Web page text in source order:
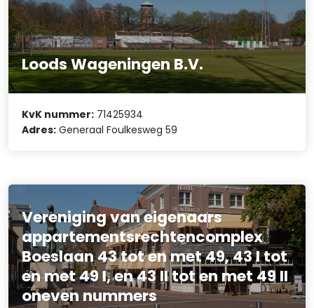
Loods Wageningen B.V.
KvK nummer: 71425934
Adres: Generaal Foulkesweg 59
Vereniging van eigenaars
appartementsrechtencomplex
Boeslaan 43 tot en met 49, 43 I tot
en met 49 I, en 43 II tot en met 49 II
oneven nummers